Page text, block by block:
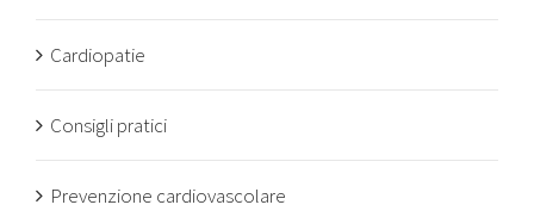
Cardiopatie
Consigli pratici
Prevenzione cardiovascolare